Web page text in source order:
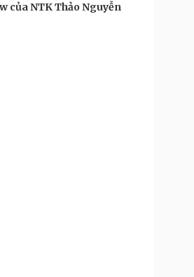
của NTK Thảo Nguyễn